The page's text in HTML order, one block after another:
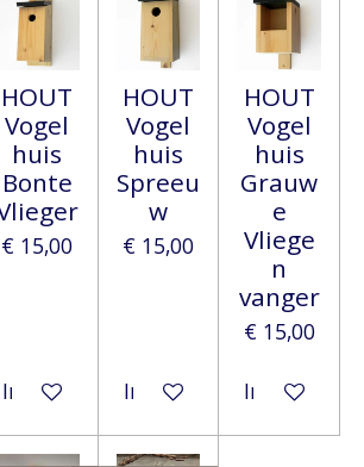
HOUT
Vogel
huis
Bonte
€ 15,00
In winkelwagen
HOUT
Vogel
huis
Spreeu
w
€ 15,00
In winkelwagen
HOUT
Vogel
huis
Grauw
e
Vliege
n
vanger
€ 15,00
In